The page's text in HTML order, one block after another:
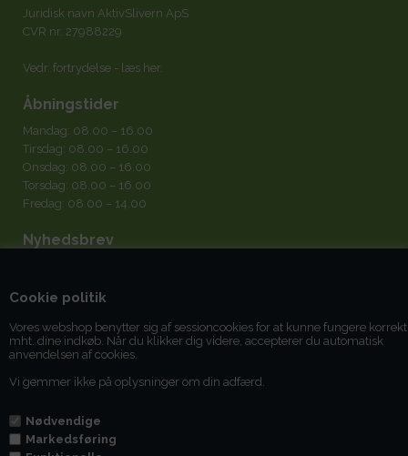
Cookie politik
Vores webshop benytter sig af sessioncookies for at kunne fungere korrekt
mht. dine indkøb. Når du klikker dig videre, accepterer du automatisk
anvendelsen af cookies.
Vi gemmer ikke på oplysninger om din adfærd.
Nødvendige
Markedsføring
Juridisk navn AktivSlivern ApS
CVR nr. 27988229
Vedr. fortrydelse - læs her
Åbningstider
Mandag: 08.00 – 16.00
Tirsdag: 08.00 – 16.00
Onsdag: 08.00 – 16.00
Torsdag: 08.00 – 16.00
Fredag: 08.00 – 14.00
Nyhedsbrev
Jeg acceptererbetingelserne